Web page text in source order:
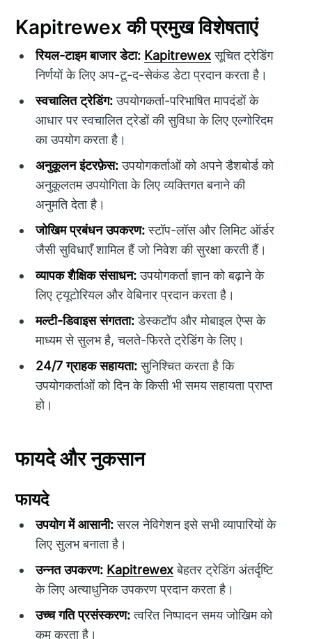
Kapitrewex की प्रमुख विशेषताएं
रियल-टाइम बाजार डेटा: Kapitrewexसूचित ट्रेडिंग
निर्णयों के लिए अप-टू-द-सेकंड डेटा प्रदान करता है।
स्वचालित ट्रेडिंग:उपयोगकर्ता-परिभाषित मापदंडों के
आधार पर स्वचालित ट्रेडों की सुविधा के लिए एल्गोरिदम
का उपयोग करता है।
अनुकूलन इंटरफ़ेस:उपयोगकर्ताओं को अपने डैशबोर्ड को
अनुकूलतम उपयोगिता के लिए व्यक्तिगत बनाने की
अनुमति देता है।
जोखिम प्रबंधन उपकरण:स्टॉप-लॉस और लिमिट ऑर्डर
जैसी सुविधाएँ शामिल हैं जो निवेश की सुरक्षा करती हैं।
व्यापक शैक्षिक संसाधन:उपयोगकर्ता ज्ञान को बढ़ाने के
लिए ट्यूटोरियल और वेबिनार प्रदान करता है।
मल्टी-डिवाइस संगतता:डेस्कटॉप और मोबाइल ऐप्स के
माध्यम से सुलभ है, चलते-फिरते ट्रेडिंग के लिए।
24/7 ग्राहक सहायता:सुनिश्चित करता है कि
उपयोगकर्ताओं को दिन के किसी भी समय सहायता प्राप्त
हो।
फायदे और नुकसान
फायदे
उपयोग में आसानी:सरल नेविगेशन इसे सभी व्यापारियों के
लिए सुलभ बनाता है।
उन्नत उपकरण: Kapitrewexबेहतर ट्रेडिंग अंतर्दृष्टि
के लिए अत्याधुनिक उपकरण प्रदान करता है।
उच्च गति प्रसंस्करण:त्वरित निष्पादन समय जोखिम को
कम करता है।